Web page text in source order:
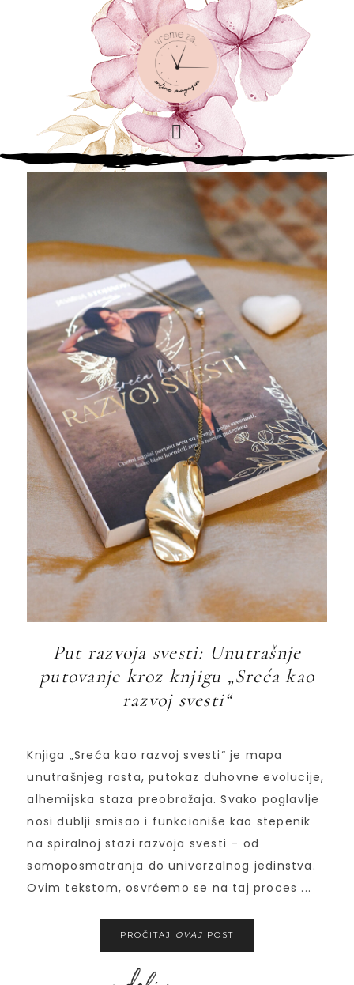
Put razvoja svesti: Unutrašnje
putovanje kroz knjigu „Sreća kao
razvoj svesti“
Knjiga „Sreća kao razvoj svesti“ je mapa
unutrašnjeg rasta, putokaz duhovne evolucije,
alhemijska staza preobražaja. Svako poglavlje
nosi dublji smisao i funkcioniše kao stepenik
na spiralnoj stazi razvoja svesti – od
samoposmatranja do univerzalnog jedinstva.
Ovim tekstom, osvrćemo se na taj proces ...
PROČITAJ OVAJ POST